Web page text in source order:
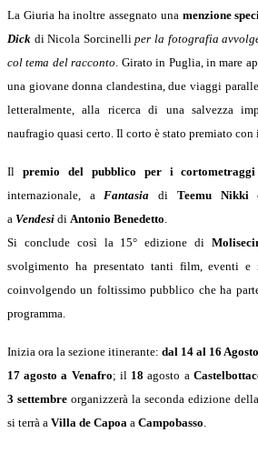
La Giuria ha inoltre assegnato una menzione
Dick di Nicola Sorcinelliper la fotografia
col tema del racconto. Girato in Puglia, in mare
una giovane donna clandestina, due viaggi
letteralmente, alla ricerca di una salvezza
naufragio quasi certo. Il corto è stato premiato con
Il premio del pubblico per i cortometraggi
internazionale, aFantasia di Teemu Nikki
a Vendesi di Antonio Benedetto.
Si conclude così la 15° edizione di
svolgimento ha presentato tanti film, eventi
coinvolgendo un foltissimo pubblico che ha
programma.
Inizia ora la sezione itinerante: dal 14 al 16 Agosto
17 agosto a Venafro; il 18 agosto a
3 settembreorganizzerà la seconda edizione
si terrà a Villa de Capoa a Campobasso.